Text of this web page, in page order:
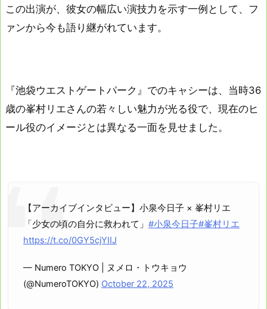
この出演が、彼女の幅広い演技力を示す一例として、フ
ァンから今も語り継がれています。
『池袋ウエストゲートパーク』でのキャシーは、当時36
歳の峯村リエさんの若々しい魅力が光る役で、現在のヒ
ール役のイメージとは異なる一面を見せました。
【アーカイブインタビュー】小泉今日子 × 峯村リエ
「少女の頃の自分に救われて」 #小泉今日子#峯村リエ
https://t.co/0GY5cjYIIJ
— Numero TOKYO | ヌメロ・トウキョウ
(@NumeroTOKYO) October 22, 2025